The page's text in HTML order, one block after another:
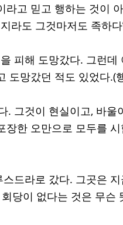
라고 믿고 행하는 것이
라도 그것마저도 족하
피해 도망갔다. 그런
도망갔던 적도 있었다.(
. 그것이 현실이고, 바울
한 오만으로 모두를
드라로 갔다. 그곳은
당이 없다는 것은 무슨